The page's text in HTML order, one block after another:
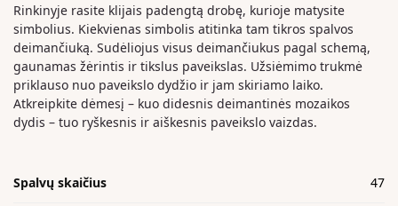
Rinkinyje rasite klijais padengtą drobę, kurioje matysite
simbolius. Kiekvienas simbolis atitinka tam tikros spalvos
deimančiuką. Sudėliojus visus deimančiukus pagal schemą,
gaunamas žėrintis ir tikslus paveikslas. Užsiėmimo trukmė
priklauso nuo paveikslo dydžio ir jam skiriamo laiko.
Atkreipkite dėmesį – kuo didesnis deimantinės mozaikos
dydis – tuo ryškesnis ir aiškesnis paveikslo vaizdas.
Spalvų skaičius 47